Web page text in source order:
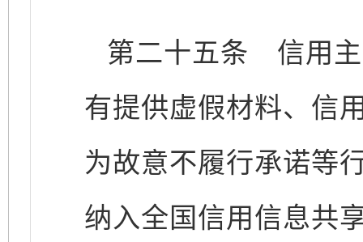
第二十五条 信用主
有提供虚假材料、信
为故意不履行承诺等
纳入全国信用信息共